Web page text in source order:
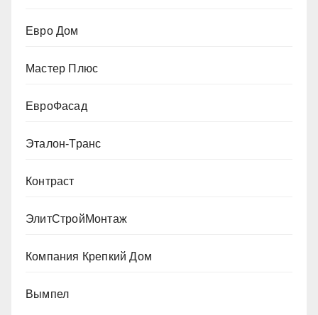
Евро Дом
Мастер Плюс
ЕвроФасад
Эталон-Транс
Контраст
ЭлитСтройМонтаж
Компания Крепкий Дом
Вымпел